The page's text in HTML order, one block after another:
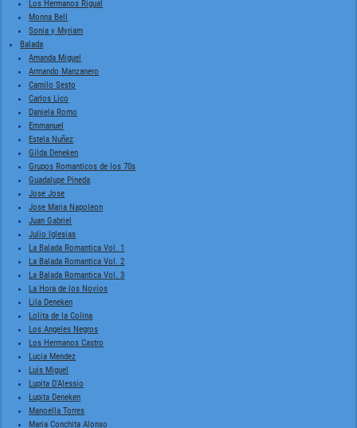
Los Hermanos Rigual
Monna Bell
Sonia y Myriam
Balada
Amanda Miguel
Armando Manzanero
Camilo Sesto
Carlos Lico
Daniela Romo
Emmanuel
Estela Nuñez
Gilda Deneken
Grupos Romanticos de los 70s
Guadalupe Pineda
Jose Jose
Jose Maria Napoleon
Juan Gabriel
Julio Iglesias
La Balada Romantica Vol. 1
La Balada Romantica Vol. 2
La Balada Romantica Vol. 3
La Hora de los Novios
Lila Deneken
Lolita de la Colina
Los Angeles Negros
Los Hermanos Castro
Lucia Mendez
Luis Miguel
Lupita D'Alessio
Lupita Deneken
Manoella Torres
Maria Conchita Alonso